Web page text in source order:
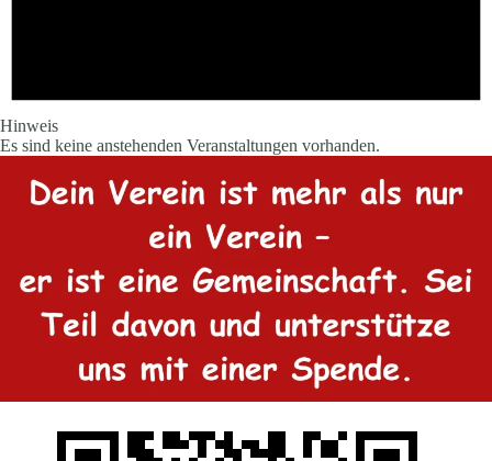
Hinweis
Es sind keine anstehenden Veranstaltungen vorhanden.